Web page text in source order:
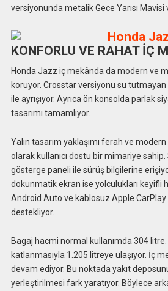
versiyonunda metalik Gece Yarısı Mavisi
KONFORLU VE RAHAT İÇ
Honda Jazz iç mekânda da modern ve
koruyor. Crosstar versiyonu su tutmayan
ile ayrışıyor. Ayrıca ön konsolda parlak
tasarımı tamamlıyor.
Yalın tasarım yaklaşımı ferah ve
olarak kullanıcı dostu bir mimariye
gösterge paneli ile sürüş bilgilerine
dokunmatik ekran ise yolculukları keyifli
Android Auto ve kablosuz Apple CarPlay
destekliyor.
Bagaj hacmi normal kullanımda 304
katlanmasıyla 1.205 litreye ulaşıyor. İç
devam ediyor. Bu noktada yakıt
yerleştirilmesi fark yaratıyor. Böylece